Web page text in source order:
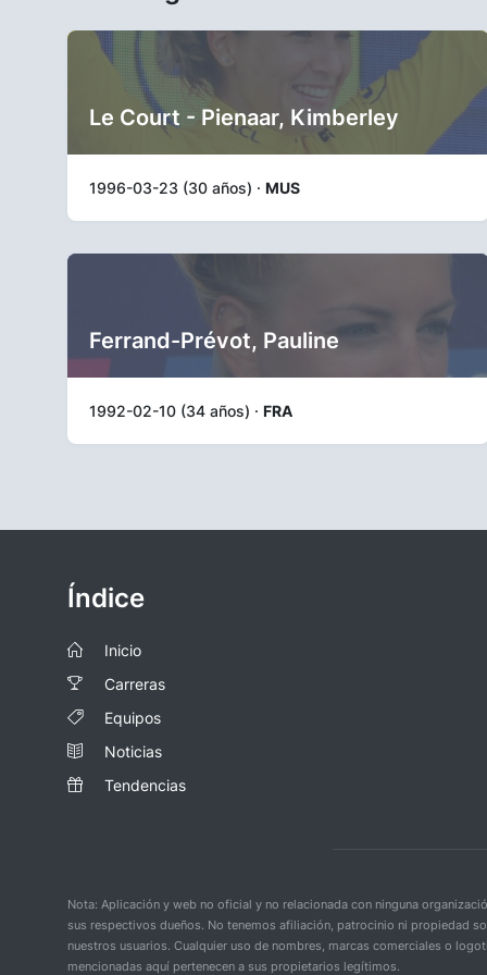
Le Court - Pienaar, Kimberley
1996-03-23 (30 años) · MUS
Ferrand-Prévot, Pauline
1992-02-10 (34 años) · FRA
Índice
Inicio
Carreras
Equipos
Noticias
Tendencias
Nota: Aplicación y web no oficial y no relacionada con ninguna
sus respectivos dueños. No tenemos afiliación, patrocinio ni propiedad
nuestros usuarios. Cualquier uso de nombres, marcas comerciales o
mencionadas aquí pertenecen a sus propietarios legítimos.